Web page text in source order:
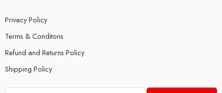
Privacy Policy
Terms & Conditons
Refund and Returns Policy
Shipping Policy